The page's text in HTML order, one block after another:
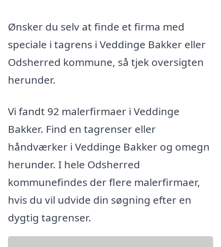
Ønsker du selv at finde et firma med
speciale i tagrens i Veddinge Bakker eller
Odsherred kommune, så tjek oversigten
herunder.
Vi fandt 92 malerfirmaer i Veddinge
Bakker. Find en tagrenser eller
håndværker i Veddinge Bakker og omegn
herunder. I hele Odsherred
kommunefindes der flere malerfirmaer,
hvis du vil udvide din søgning efter en
dygtig tagrenser.